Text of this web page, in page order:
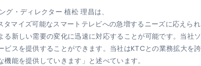
・ディレクター 植松 理昌は、
タマイズ可能なスマートテレビへの急増するニーズに応えら
る新しい需要の変化に迅速に対応することが可能です。当
ビスを提供することができます。当社はKTCとの業務拡大を
能を提供していきます」と述べています。